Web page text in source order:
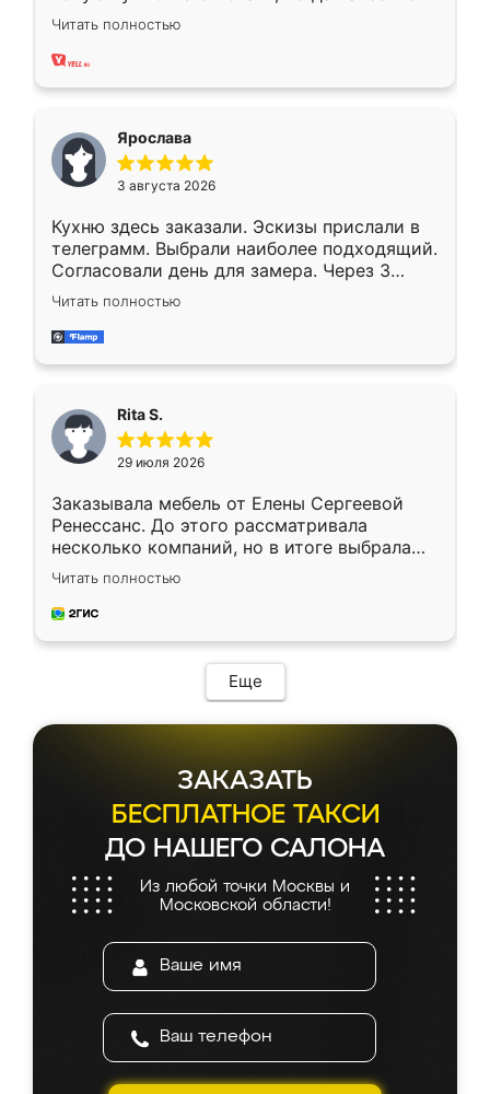
вполне довольна. Служит кухня уже почти
два года, нареканий нет.
Читать полностью
Ярослава
3 августа 2026
Кухню здесь заказали. Эскизы прислали в
телеграмм. Выбрали наиболее подходящий.
Согласовали день для замера. Через 3
недели кухня была уже готова. Остались
довольны работой. Спасибо Ренессанс
мебель за качественную работу!
Читать полностью
Rita S.
29 июля 2026
Заказывала мебель от Елены Сергеевой
Ренессанс. До этого рассматривала
несколько компаний, но в итоге выбрала
эту. Сначала обговорили условия, потом
приехал замерщик, всё спокойно объяснил
и снял размеры. Изготовили в срок, с
мебель сразу встала на свое место без
каких-либо доработок. Качеством осталась
довольна, все выглядит так, как и ожидала.
Читать полностью
Еще
ЗАКАЗАТЬ
БЕСПЛАТНОЕ ТАКСИ
ДО НАШЕГО САЛОНА
Из любой точки Москвы и
Московской области!